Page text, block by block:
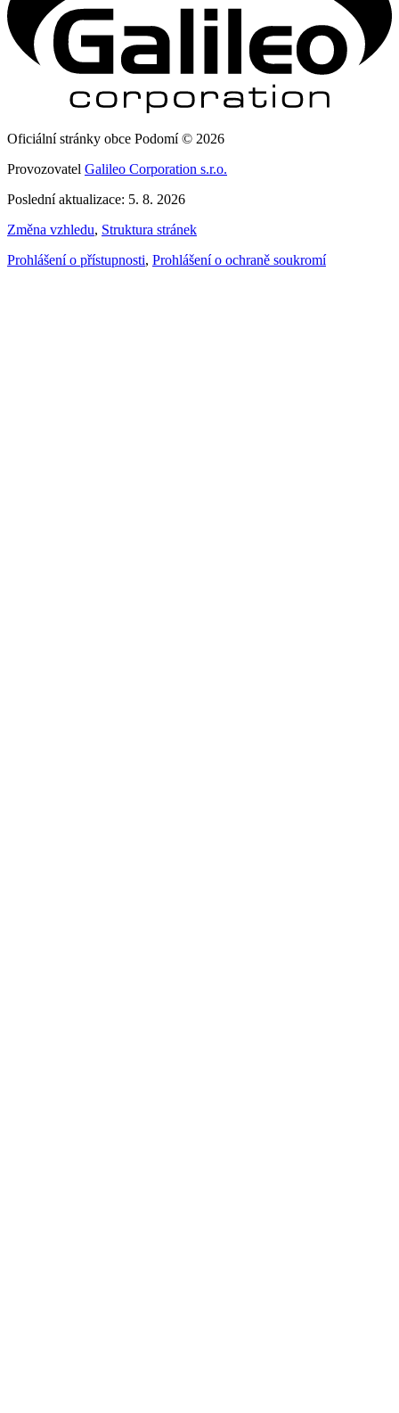
Oficiální stránky obce Podomí © 2026
Provozovatel Galileo Corporation s.r.o.
Poslední aktualizace: 5. 8. 2026
Změna vzhledu, Struktura stránek
Prohlášení o přístupnosti, Prohlášení o ochraně soukromí